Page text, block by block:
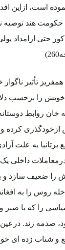
است، ازاین
هند توصیه
حتی ازامداد
همفریز تأثیر
خویش را برحسب
خان روابط
ازخودگذری کرده و
به علت
داخلی
ضعیف سازد و
روس را به
را که با صبر
صدمه زند. درعین
و شتاب زده ای